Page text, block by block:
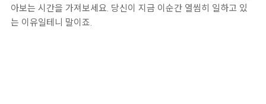
아보는 시간을 가져보세요. 당신이 지금 이순간 열씸히 일하고 있
는 이유일테니 말이죠.